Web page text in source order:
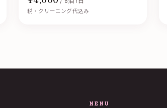
税・クリーニング代込み
MENU